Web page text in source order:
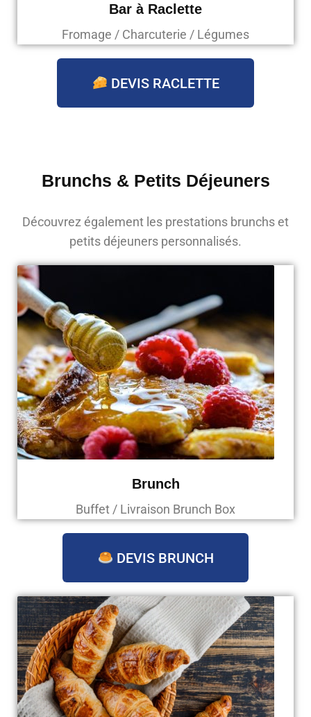
Bar à Raclette
Fromage / Charcuterie / Légumes
DEVIS RACLETTE
Brunchs & Petits Déjeuners
Découvrez également les prestations brunchs et
petits déjeuners personnalisés.
Brunch
Buffet / Livraison Brunch Box
DEVIS BRUNCH